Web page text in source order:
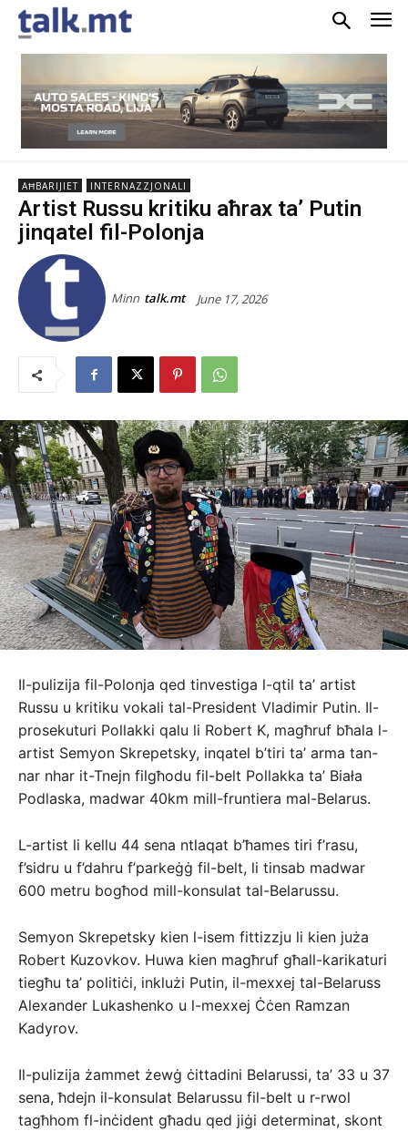
AĦBARIJIET INTERNAZZJONALI
Artist Russu kritiku aħrax ta’ Putin
jinqatel fil-Polonja
Minn talk.mt June 17, 2026
Il-pulizija fil-Polonja qed tinvestiga l-qtil ta’ artist
Russu u kritiku vokali tal-President Vladimir Putin. Il-
prosekuturi Pollakki qalu li Robert K, magħruf bħala l-
artist Semyon Skrepetsky, inqatel b’tiri ta’ arma tan-
nar nhar it-Tnejn filgħodu fil-belt Pollakka ta’ Biała
Podlaska, madwar 40km mill-fruntiera mal-Belarus.
L-artist li kellu 44 sena ntlaqat b’ħames tiri f’rasu,
f’sidru u f’dahru f’parkeġġ fil-belt, li tinsab madwar
600 metru bogħod mill-konsulat tal-Belarussu.
Semyon Skrepetsky kien l-isem fittizzju li kien juża
Robert Kuzovkov. Huwa kien magħruf għall-karikaturi
tiegħu ta’ politiċi, inklużi Putin, il-mexxej tal-Belaruss
Alexander Lukashenko u l-mexxej Ċċen Ramzan
Kadyrov.
Il-pulizija żammet żewġ ċittadini Belarussi, ta’ 33 u 37
sena, ħdejn il-konsulat Belarussu fil-belt u r-rwol
tagħhom fl-inċident għadu qed jiġi determinat, skont